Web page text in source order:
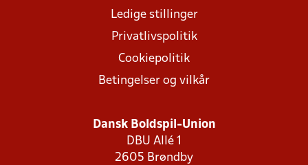
Ledige stillinger
Privatlivspolitik
Cookiepolitik
Betingelser og vilkår
Dansk Boldspil-Union
DBU Allé 1
2605 Brøndby